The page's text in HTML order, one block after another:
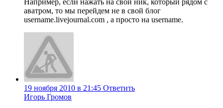
Например, если нажать на свой ник, который рядом с
аватром, то мы перейдем не в свой блог
username.livejournal.com , а просто на username.
19 ноября 2010 в 21:45 Ответить
Игорь Громов